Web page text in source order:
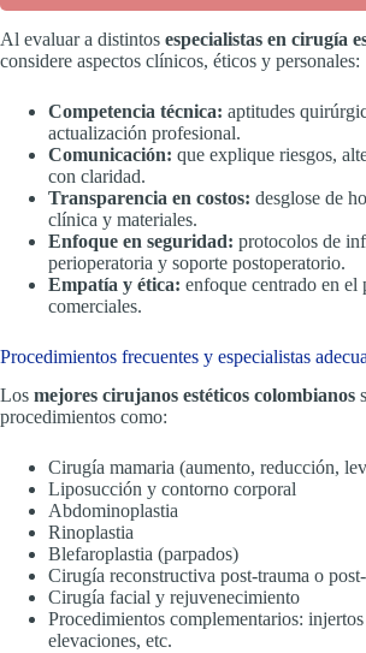
Al evaluar a distintos especialistas en cirugía
considere aspectos clínicos, éticos y personales:
Competencia técnica: aptitudes
actualización profesional.
Comunicación: que explique riesgos,
con claridad.
Transparencia en costos: desglose de
clínica y materiales.
Enfoque en seguridad: protocolos de
perioperatoria y soporte postoperatorio.
Empatía y ética: enfoque centrado en el
comerciales.
Procedimientos frecuentes y especialistas
Los mejores cirujanos estéticos colombianos
procedimientos como:
Cirugía mamaria (aumento, reducción,
Liposucción y contorno corporal
Abdominoplastia
Rinoplastia
Blefaroplastia (parpados)
Cirugía reconstructiva post-trauma o
Cirugía facial y rejuvenecimiento
Procedimientos complementarios:
elevaciones, etc.